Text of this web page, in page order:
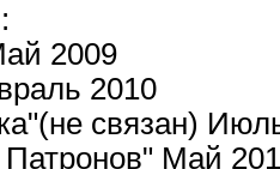
2009
2010
связан)
Май